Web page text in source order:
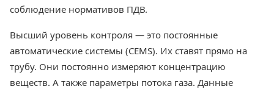
соблюдение нормативов ПДВ.
Высший уровень контроля — это постоянные
автоматические системы (CEMS). Их ставят прямо на
трубу. Они постоянно измеряют концентрацию
веществ. А также параметры потока газа. Данные